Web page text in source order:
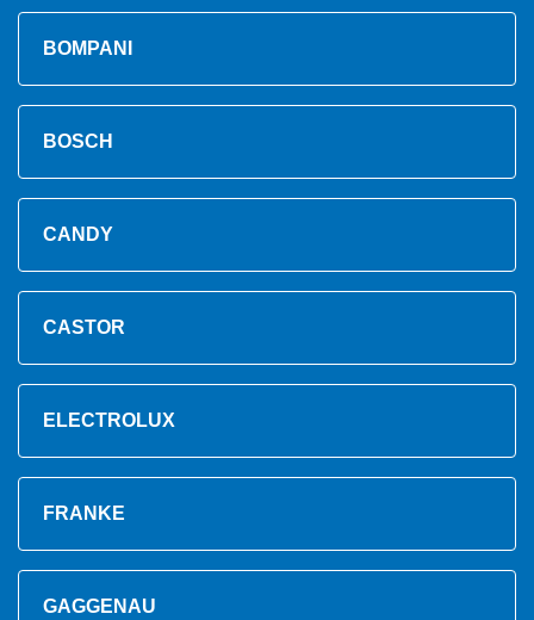
BOMPANI
BOSCH
CANDY
CASTOR
ELECTROLUX
FRANKE
GAGGENAU